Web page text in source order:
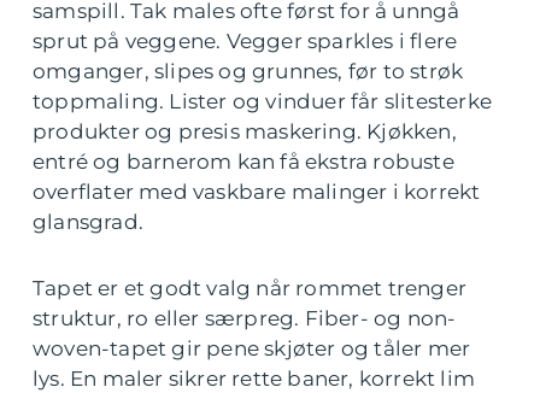
samspill. Tak males ofte først for å unngå
sprut på veggene. Vegger sparkles i flere
omganger, slipes og grunnes, før to strøk
toppmaling. Lister og vinduer får slitesterke
produkter og presis maskering. Kjøkken,
entré og barnerom kan få ekstra robuste
overflater med vaskbare malinger i korrekt
glansgrad.
Tapet er et godt valg når rommet trenger
struktur, ro eller særpreg. Fiber- og non-
woven-tapet gir pene skjøter og tåler mer
lys. En maler sikrer rette baner, korrekt lim